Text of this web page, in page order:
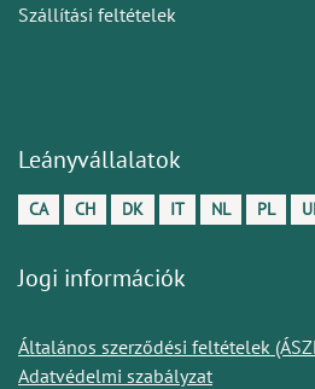
Szállítási feltételek
Leányvállalatok
CA CH DK IT NL PL
Jogi információk
Általános szerződési feltételek
Adatvédelmi szabályzat